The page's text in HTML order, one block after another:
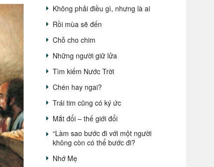
Không phải điều gì, nhưng là ai
Rồi mùa sẽ đến
Chỗ cho chim
Những người giữ lửa
Tìm kiếm Nước Trời
Chén hay ngai?
Trái tim cũng có ký ức
Mắt đổi – thế giới đổi
“Làm sao bước đi với một người
không còn có thể bước đi?
Nhớ Mẹ